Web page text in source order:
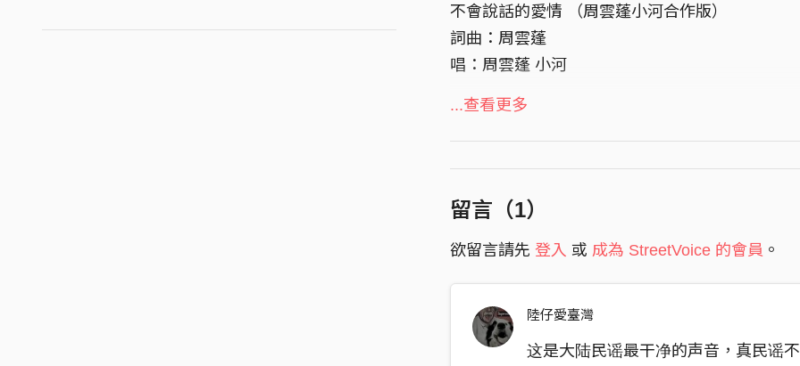
誠的歌聲。
破天荒首度來台 唯一發行紀念限定盤!!! 【美麗
不會說話的愛情 （周雲蓬小河合作版）
詞曲：周雲蓬
唱：周雲蓬 小河
繡花繡的累了吧 牛羊也下山嘍
解開你的紅肚帶 灑一床雪花白
普天下所有的水 都在你眼中蕩開
沒有窗亮著燈 沒有人在途中
我最親愛的妹呀 我最親愛的姐呀
我最可憐的皇后 我屋旁的小白菜
...查看更多
留言（1）
欲留言請先 登入 或 成為 StreetVoice 的會員 。
陸仔愛臺灣
这是大陆民谣最干净的声音，真民谣